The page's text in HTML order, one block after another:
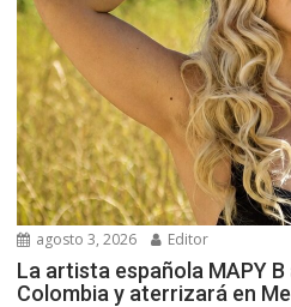
agosto 3, 2026 Editor
La artista española MAPY
Colombia y aterrizará en